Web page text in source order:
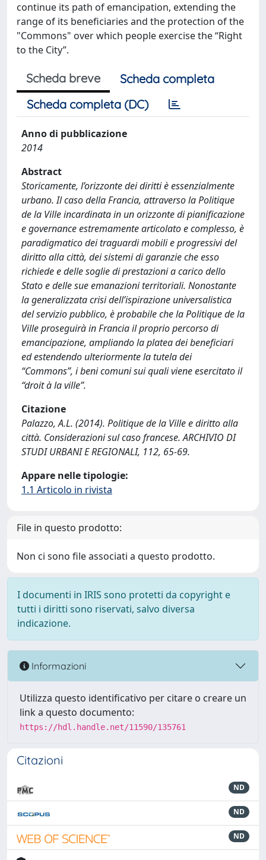
continue its path of emancipation, extending the
range of its beneficiaries and the protection of the
"Commons" over which people exercise the “Right
to the City”.
Scheda breve
Scheda completa
Scheda completa (DC)
Anno di pubblicazione
2014
Abstract
Storicamente, l’orizzonte dei diritti è essenzialmente
urbano. Il caso della Francia, attraverso la Politique
de la Ville incardinata in un orizzonte di pianificazione
e governance estremamente articolato e complesso, è
paradigmatico dei traguardi mobili e progressivi del
diritto alla città, dei sistemi di garanzie che esso
richiede e delle soglie di prestazioni a carico dello
Stato e delle sue emanazioni territoriali. Nonostante
la generalizzata crisi dell’ispirazione universalistica
del servizio pubblico, è probabile che la Politique de la
Ville proseguirà in Francia il proprio percorso di
emancipazione, ampliando la platea dei beneficiari
ed estendendo ulteriormente la tutela dei
“Commons”, i beni comuni sui quali viene esercitato il
“droit à la ville”.
Citazione
Palazzo, A.L. (2014). Politique de la Ville e diritto alla
città. Considerazioni sul caso francese. ARCHIVIO DI
STUDI URBANI E REGIONALI, 112, 65-69.
Appare nelle tipologie:
1.1 Articolo in rivista
File in questo prodotto:
Non ci sono file associati a questo prodotto.
I documenti in IRIS sono protetti da copyright e
tutti i diritti sono riservati, salvo diversa
indicazione.
Informazioni
Utilizza questo identificativo per citare o creare un
link a questo documento:
https://hdl.handle.net/11590/135761
Citazioni
ND
ND
ND